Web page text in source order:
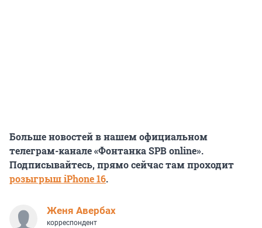
Больше новостей в нашем официальном
телеграм-канале «Фонтанка SPB online».
Подписывайтесь, прямо сейчас там проходит
розыгрыш iPhone 16.
Женя Авербах
корреспондент